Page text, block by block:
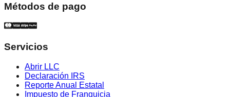
Métodos de pago
Servicios
Abrir LLC
Declaración IRS
Reporte Anual Estatal
Impuesto de Franquicia